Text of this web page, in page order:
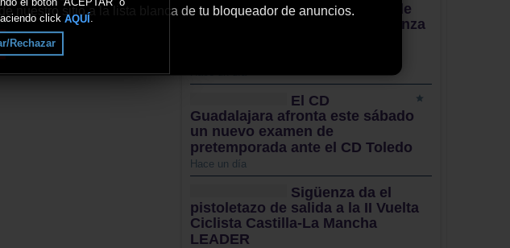
nuestro sitio a la lista blanca de tu bloqueador de anuncios.
click AQUÍ
Rechazar
Cabanillas lanza su campaña de
abonados y mantiene la confianza
El CD
Guadalajara afronta este sábado
un nuevo examen de
pretemporada ante el CD Toledo
Hace un día
Sigüenza da el
pistoletazo de salida a la II Vuelta
Ciclista Castilla-La Mancha
LEADER